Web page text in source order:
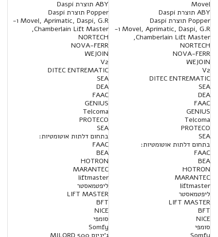
Movel
ABY תוצרת Daspi
Popper תוצרת Daspi
Movel, Aprimatic, Daspi, G.R ו-
Chamberlain Lift Master,
NORTECH
NOVA-FERR
WEJOIN
V2
DITEC ENTREMATIC
SEA
DEA
FAAC
GENIUS
Telcoma
PROTECO
SEA
בתחום דלתות אוטומטיות:
FAAC
BEA
HOTRON
MARANTEC
liftmaster
ליפטמאסטר
LIFT MASTER
BFT
NICE
סומפי
ABY תוצרת Daspi
Popper תוצרת Daspi
Movel, Aprimatic, Daspi, G.R ו-
Chamberlain Lift Master,
NORTECH
NOVA-FERR
WEJOIN
V2
DITEC ENTREMATIC
SEA
DEA
FAAC
GENIUS
Telcoma
PROTECO
SEA
בתחום דלתות אוטומטיות:
FAAC
BEA
HOTRON
MARANTEC
liftmaster
ליפטמאסטר
LIFT MASTER
BFT
NICE
סומפי
Somfy